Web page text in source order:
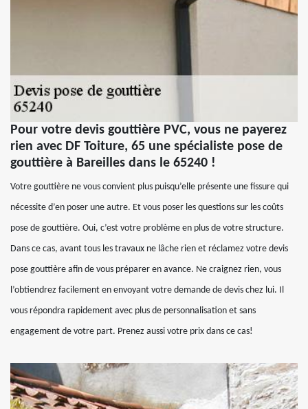
Pour votre devis gouttière PVC, vous ne payerez
rien avec DF Toiture, 65 une spécialiste pose de
gouttière à Bareilles dans le 65240 !
Votre gouttière ne vous convient plus puisqu’elle présente une fissure qui
nécessite d’en poser une autre. Et vous poser les questions sur les coûts
pose de gouttière. Oui, c’est votre problème en plus de votre structure.
Dans ce cas, avant tous les travaux ne lâche rien et réclamez votre devis
pose gouttière afin de vous préparer en avance. Ne craignez rien, vous
l’obtiendrez facilement en envoyant votre demande de devis chez lui. Il
vous répondra rapidement avec plus de personnalisation et sans
engagement de votre part. Prenez aussi votre prix dans ce cas!